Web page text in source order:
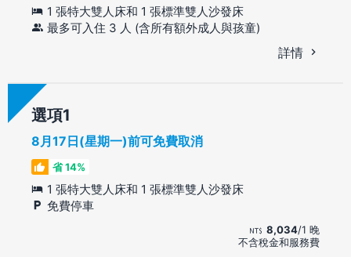
1 張特大雙人床和 1 張標準雙人沙發床
最多可入住 3 人 (含所有額外成人與孩童)
詳情
選項
8月17日(星期一)前可免費取消
省 14%
1 張特大雙人床和 1 張標準雙人沙發床
免費停車
8,034/1 晚
不含稅金和服務費